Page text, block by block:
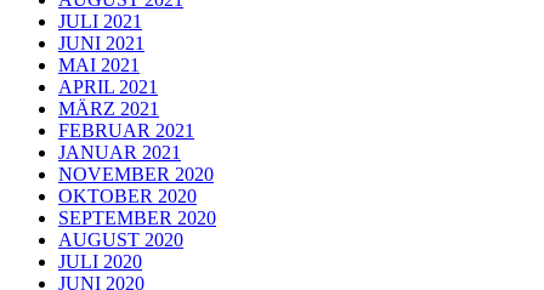
JULI 2021
JUNI 2021
MAI 2021
APRIL 2021
MÄRZ 2021
FEBRUAR 2021
JANUAR 2021
NOVEMBER 2020
OKTOBER 2020
SEPTEMBER 2020
AUGUST 2020
JULI 2020
JUNI 2020